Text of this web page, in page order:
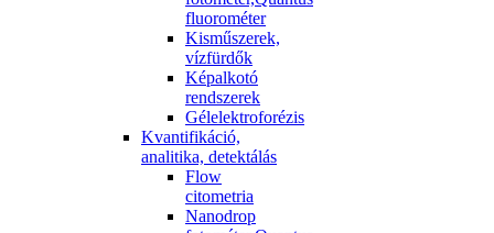
fluorométer
Kisműszerek,
vízfürdők
Képalkotó
rendszerek
Gélelektroforézis
Kvantifikáció,
analitika, detektálás
Flow
citometria
Nanodrop